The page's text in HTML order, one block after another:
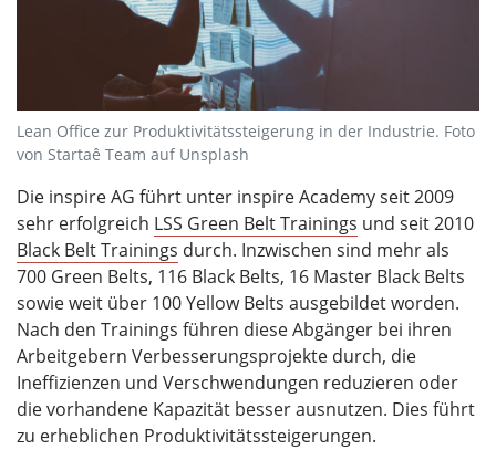
Lean Office zur Produktivitätssteigerung in der Industrie. Foto
von Startaê Team auf Unsplash
Die inspire AG führt unter inspire Academy seit 2009
sehr erfolgreich LSS Green Belt Trainings und seit 2010
Black Belt Trainings durch. Inzwischen sind mehr als
700 Green Belts, 116 Black Belts, 16 Master Black Belts
sowie weit über 100 Yellow Belts ausgebildet worden.
Nach den Trainings führen diese Abgänger bei ihren
Arbeitgebern Verbesserungsprojekte durch, die
Ineffizienzen und Verschwendungen reduzieren oder
die vorhandene Kapazität besser ausnutzen. Dies führt
zu erheblichen Produktivitätssteigerungen.